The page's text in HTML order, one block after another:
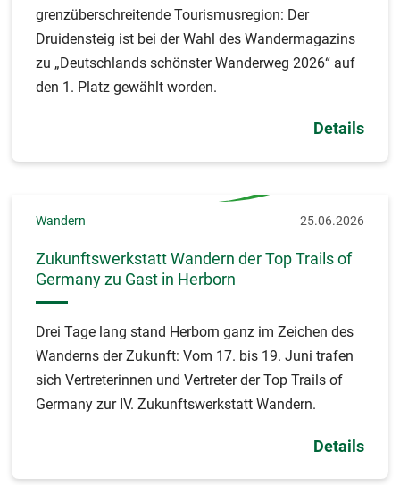
grenzüberschreitende Tourismusregion: Der
Druidensteig ist bei der Wahl des Wandermagazins
zu „Deutschlands schönster Wanderweg 2026“ auf
den 1. Platz gewählt worden.
Details
Wandern 25.06.2026
Zukunftswerkstatt Wandern der Top Trails of
Germany zu Gast in Herborn
Drei Tage lang stand Herborn ganz im Zeichen des
Wanderns der Zukunft: Vom 17. bis 19. Juni trafen
sich Vertreterinnen und Vertreter der Top Trails of
Germany zur IV. Zukunftswerkstatt Wandern.
Details